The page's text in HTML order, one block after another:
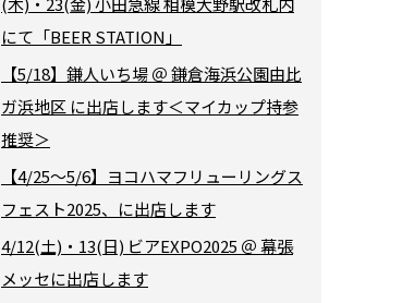
にて「BEER STATION」
【5/18】鎌人いち場 ＠ 鎌倉海浜公園由比
ガ浜地区 に出店します＜マイカップ持参
推奨＞
【4/25～5/6】ヨコハマフリューリングス
フェスト2025、に出店します
4/12(土)・13(日) ビアEXPO2025 ＠ 幕張
メッセに出店します